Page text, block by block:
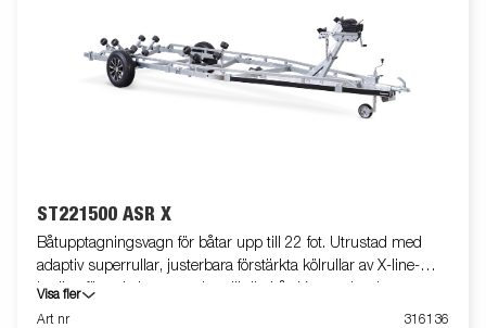
ST221500 ASR X
Båtupptagningsvagn för båtar upp till 22 fot. Utrustad med
adaptiv superrullar, justerbara förstärkta kölrullar av X-line-
kvalitet för enkel anpassning till din båt. Varmgalvaniserat
chassi för lång hållbarhet. Vinsch och vinschtorn som är enkelt
Visa fler
Art nr
316136